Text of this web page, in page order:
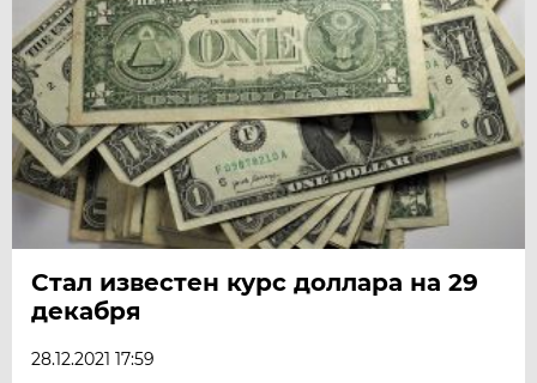
Стал известен курс доллара на 29
декабря
28.12.2021 17:59